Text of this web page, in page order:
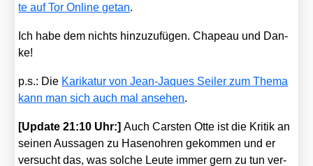
te auf Tor Online getan.
Ich habe dem nichts hin­zu­zu­fü­gen. Cha­peau und Dan­
ke!
p.s.: Die Kari­ka­tur von Jean-Jaques Sei­ler zum The­ma
kann man sich auch mal anse­hen.
[Update 21:10 Uhr:] Auch Cars­ten Otte ist die Kri­tik an
sei­nen Aus­sa­gen zu Hasen­oh­ren gekom­men und er
ver­sucht das, was sol­che Leu­te immer gern zu tun ver­